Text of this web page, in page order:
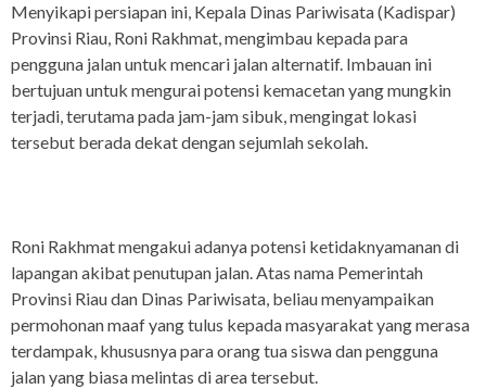
Menyikapi persiapan ini, Kepala Dinas Pariwisata (Kadispar)
Provinsi Riau, Roni Rakhmat, mengimbau kepada para
pengguna jalan untuk mencari jalan alternatif. Imbauan ini
bertujuan untuk mengurai potensi kemacetan yang mungkin
terjadi, terutama pada jam-jam sibuk, mengingat lokasi
tersebut berada dekat dengan sejumlah sekolah.
Roni Rakhmat mengakui adanya potensi ketidaknyamanan di
lapangan akibat penutupan jalan. Atas nama Pemerintah
Provinsi Riau dan Dinas Pariwisata, beliau menyampaikan
permohonan maaf yang tulus kepada masyarakat yang merasa
terdampak, khususnya para orang tua siswa dan pengguna
jalan yang biasa melintas di area tersebut.